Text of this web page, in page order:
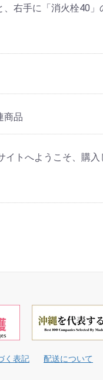
右手に「消火栓40
商品
イトへようこそ、購
く表記 配送について